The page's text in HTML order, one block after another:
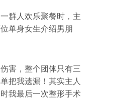
群人欢乐聚餐时，主
单身女生介绍男朋
害，整个团体只有三
把我遗漏！其实主人
我最后一次整形手术